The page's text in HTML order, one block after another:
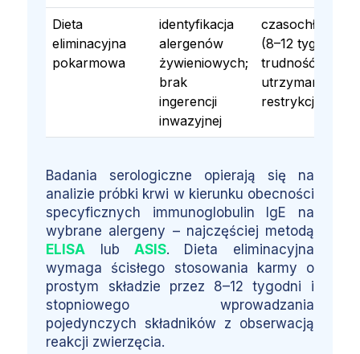
Dieta
eliminacyjna
pokarmowa
identyfikacja
alergenów
żywieniowych;
brak
ingerencji
inwazyjnej
czasochłonna
(8–12 tyg);
trudność w
utrzymaniu
restrykcji
Badania serologiczne opierają się na
analizie próbki krwi w kierunku obecności
specyficznych immunoglobulin IgE na
wybrane alergeny – najczęściej metodą
ELISA lub ASIS. Dieta eliminacyjna
wymaga ścisłego stosowania karmy o
prostym składzie przez 8–12 tygodni i
stopniowego wprowadzania
pojedynczych składników z obserwacją
reakcji zwierzęcia.